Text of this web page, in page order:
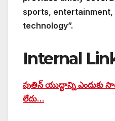
sports, entertainment,
technology”.
Internal
పుతిన్ యుద్ధాన్ని ఎందుకు
లేదు…